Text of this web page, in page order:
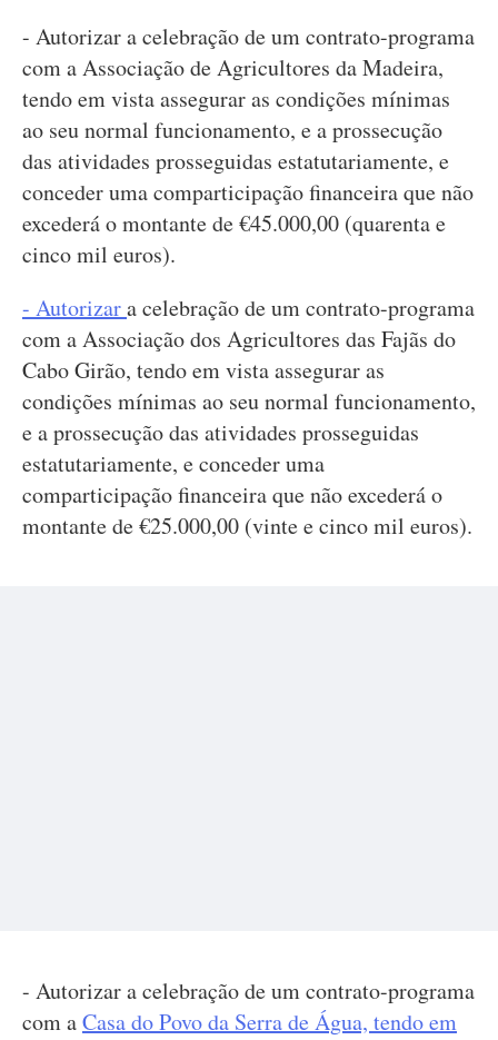
- Autorizar a celebração de um contrato-programa
com a Associação de Agricultores da Madeira,
tendo em vista assegurar as condições mínimas
ao seu normal funcionamento, e a prossecução
das atividades prosseguidas estatutariamente, e
conceder uma comparticipação financeira que não
excederá o montante de €45.000,00 (quarenta e
cinco mil euros).
- Autorizara celebração de um contrato-programa
com a Associação dos Agricultores das Fajãs do
Cabo Girão, tendo em vista assegurar as
condições mínimas ao seu normal funcionamento,
e a prossecução das atividades prosseguidas
estatutariamente, e conceder uma
comparticipação financeira que não excederá o
montante de €25.000,00 (vinte e cinco mil euros).
- Autorizar a celebração de um contrato-programa
com aCasa do Povo da Serra de Água, tendo em